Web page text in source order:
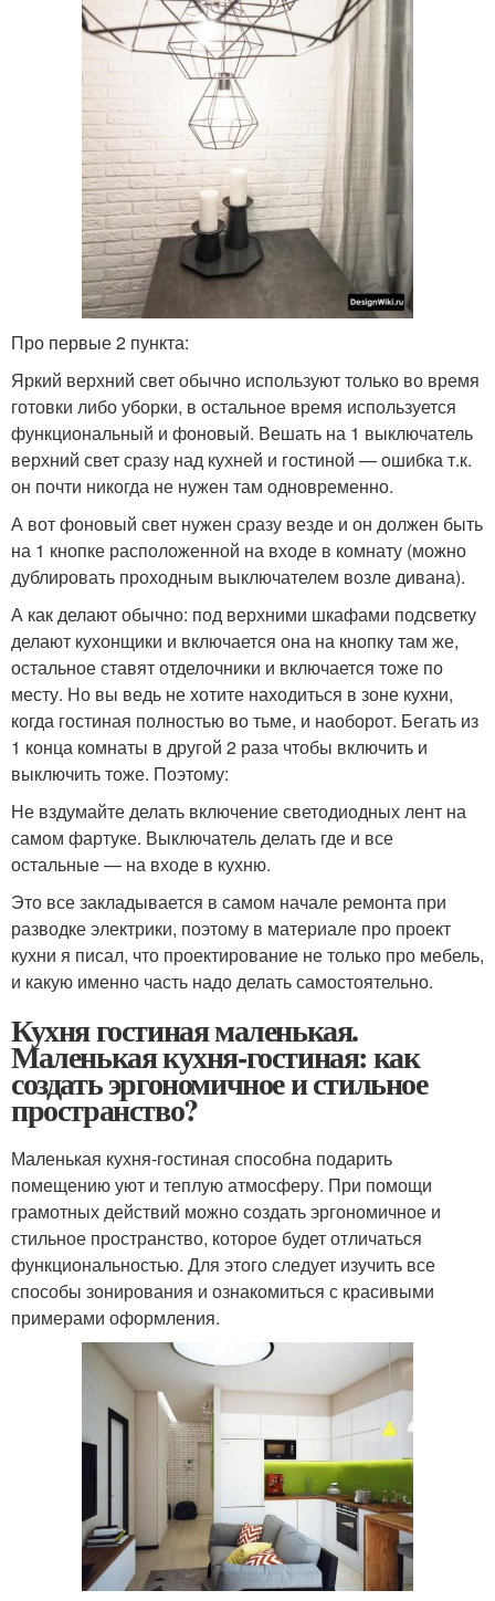
Про первые 2 пункта:
Яркий верхний свет обычно используют только во время
готовки либо уборки, в остальное время используется
функциональный и фоновый. Вешать на 1 выключатель
верхний свет сразу над кухней и гостиной — ошибка т.к.
он почти никогда не нужен там одновременно.
А вот фоновый свет нужен сразу везде и он должен быть
на 1 кнопке расположенной на входе в комнату (можно
дублировать проходным выключателем возле дивана).
А как делают обычно: под верхними шкафами подсветку
делают кухонщики и включается она на кнопку там же,
остальное ставят отделочники и включается тоже по
месту. Но вы ведь не хотите находиться в зоне кухни,
когда гостиная полностью во тьме, и наоборот. Бегать из
1 конца комнаты в другой 2 раза чтобы включить и
выключить тоже. Поэтому:
Не вздумайте делать включение светодиодных лент на
самом фартуке. Выключатель делать где и все
остальные — на входе в кухню.
Это все закладывается в самом начале ремонта при
разводке электрики, поэтому в материале про проект
кухни я писал, что проектирование не только про мебель,
и какую именно часть надо делать самостоятельно.
Кухня гостиная маленькая.
Маленькая кухня-гостиная: как
создать эргономичное и стильное
пространство?
Маленькая кухня-гостиная способна подарить
помещению уют и теплую атмосферу. При помощи
грамотных действий можно создать эргономичное и
стильное пространство, которое будет отличаться
функциональностью. Для этого следует изучить все
способы зонирования и ознакомиться с красивыми
примерами оформления.